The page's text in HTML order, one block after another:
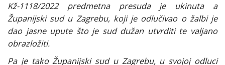
Kž-1118/2022 predmetna presuda je ukinuta a
Županijski sud u Zagrebu, koji je odlučivao o žalbi je
dao jasne upute što je sud dužan utvrditi te valjano
obrazložiti.
Pa je tako Županijski sud u Zagrebu, u svojoj odluci